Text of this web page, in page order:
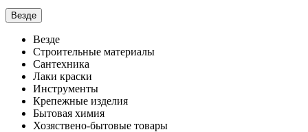
Везде
Везде
Строительные материалы
Сантехника
Лаки краски
Инструменты
Крепежные изделия
Бытовая химия
Хозяствено-бытовые товары